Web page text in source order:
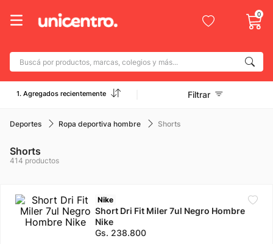
0
Buscá por productos, marcas, colegios y más...
Términos más buscados
1
2. champion
4. caterpillar
6. mochila
1. Agregados recientemente Filtrar
Deportes Ropa deportiva hombre Shorts
Shorts
414 productos
Nike
Short Dri Fit Miler 7ul Negro Hombre
Nike
Gs. 238.800